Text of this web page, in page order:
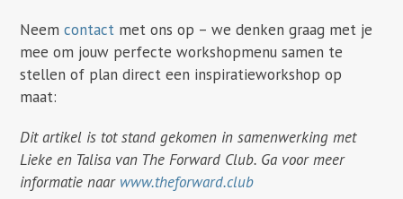
Neemcontact met ons op – we denken graag met je
mee om jouw perfecte workshopmenu samen te
stellen of plan direct een inspiratieworkshop op
maat:
Dit artikel is tot stand gekomen in samenwerking met
Lieke en Talisa van The Forward Club. Ga voor meer
informatie naar www.theforward.club